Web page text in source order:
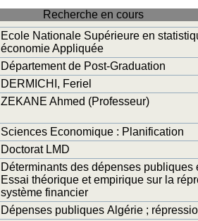
Recherche en cours
Ecole Nationale Supérieure en
économie Appliquée
Département de Post-Graduation
DERMICHI, Feriel
ZEKANE Ahmed (Professeur)
Sciences Economique : Planification
Doctorat LMD
Déterminants des dépenses publiques
Essai théorique et empirique sur la
système financier
Dépenses publiques Algérie ;